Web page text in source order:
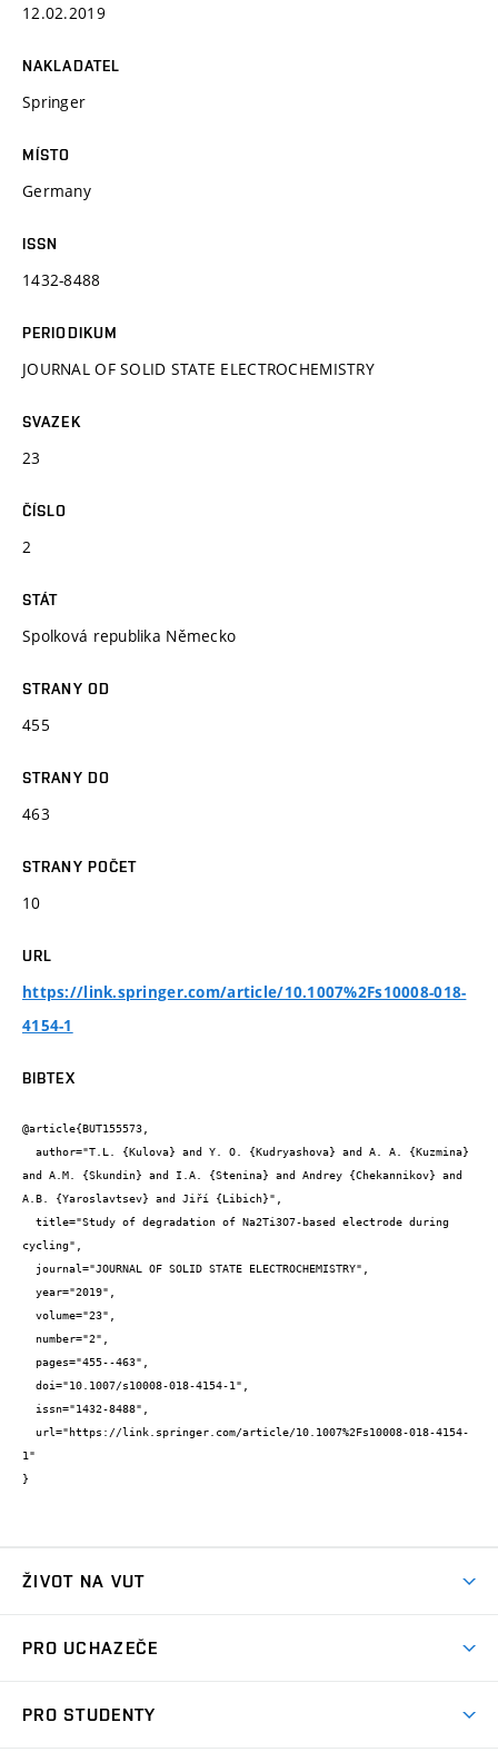
12.02.2019
NAKLADATEL
Springer
MÍSTO
Germany
ISSN
1432-8488
PERIODIKUM
JOURNAL OF SOLID STATE ELECTROCHEMISTRY
SVAZEK
23
ČÍSLO
2
STÁT
Spolková republika Německo
STRANY OD
455
STRANY DO
463
STRANY POČET
10
URL
https://link.springer.com/article/10.1007%2Fs10008-018-
4154-1
BIBTEX
@article{BUT155573,
and A.M. {Skundin} and I.A. {Stenina} and Andrey {Chekannikov} and
A.B. {Yaroslavtsev} and Jiří {Libich}",
cycling",
1"
}
ŽIVOT NA VUT
Koleje
PRO UCHAZEČE
PRO STUDENTY